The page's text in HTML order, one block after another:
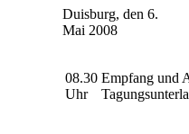
Duisburg, den 6.
Mai 2008
08.30
Uhr
Empfang und